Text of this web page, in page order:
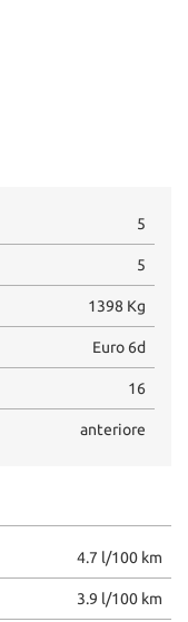
5
5
1398 Kg
Euro 6d
16
anteriore
4.7 l/100 km
3.9 l/100 km